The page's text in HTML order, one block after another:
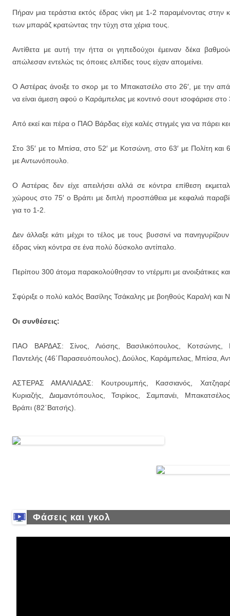
Πήραν μια τεράστια εκτός έδρας νίκη με 1-2 παραμένοντας στην
των μπαράζ κρατώντας την τύχη στα χέρια τους.
Αντίθετα με αυτή την ήττα οι γηπεδούχοι έμειναν δέκα
απώλεσαν εντελώς τις όποιες ελπίδες τους είχαν απομείνει.
Ο Αστέρας άνοιξε το σκορ με το Μπακατσέλο στο 26′, με την
να είναι άμεση αφού ο Καράμπελας με κοντινό σουτ ισοφάρισε στο
Από εκεί και πέρα ο ΠΑΟ Βάρδας είχε καλές στιγμές για να πάρει
Στο 35′ με το Μπίσα, στο 52′ με Κοτσώνη, στο 63′ με Πολίτη και
με Αντωνόπουλο.
Ο Αστέρας δεν είχε απειλήσει αλλά σε κόντρα επίθεση
χώρους στο 75′ ο Βράπι με διπλή προσπάθεια με κεφαλιά
για το 1-2.
Δεν άλλαξε κάτι μέχρι το τέλος με τους βυσσινί να
έδρας νίκη κόντρα σε ένα πολύ δύσκολο αντίπαλο.
Περίπου 300 άτομα παρακολούθησαν το ντέρμπι με ανοιξιάτικες
Σφύριξε ο πολύ καλός Βασίλης Τσάκαλης με βοηθούς Καραλή και
Οι συνθέσεις:
ΠΑΟ ΒΑΡΔΑΣ: Σίνος, Λιόσης, Βασιλικόπουλος, Κοτσώνης,
Παντελής (46΄Παρασευόπουλος), Δούλος, Καράμπελας, Μπίσα,
ΑΣΤΕΡΑΣ ΑΜΑΛΙΑΔΑΣ: Κουτρουμπής, Κασσιανός,
Κυριαζής, Διαμαντόπουλος, Τσιρίκος, Σαμπανέι,
Βράπι (82΄Βατσής).
Φάσεις και γκολ